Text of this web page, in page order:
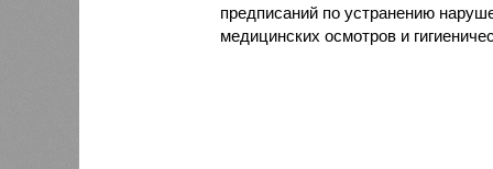
предписаний по устранению
медицинских осмотров и